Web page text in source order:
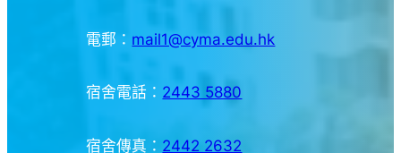
電郵： mail1@cyma.edu.hk
宿舍電話： 2443 5880
宿舍傳真： 2442 2632